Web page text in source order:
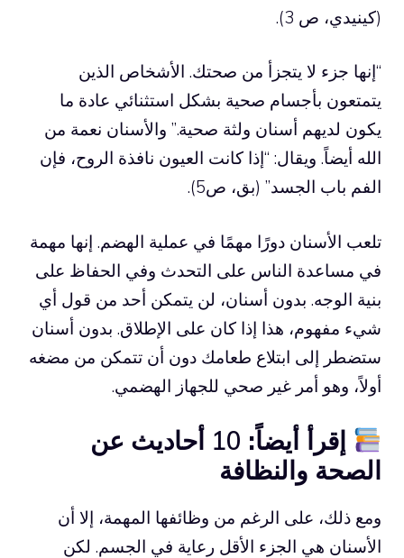
(كينيدي، ص 3).
“إنها جزء لا يتجزأ من صحتك. الأشخاص الذين
يتمتعون بأجسام صحية بشكل استثنائي عادة ما
يكون لديهم أسنان ولثة صحية.” والأسنان نعمة من
الله أيضاً. ويقال: “إذا كانت العيون نافذة الروح، فإن
الفم باب الجسد” (بق، ص5).
تلعب الأسنان دورًا مهمًا في عملية الهضم. إنها مهمة
في مساعدة الناس على التحدث وفي الحفاظ على
بنية الوجه. بدون أسنان، لن يتمكن أحد من قول أي
شيء مفهوم، هذا إذا كان على الإطلاق. بدون أسنان
ستضطر إلى ابتلاع طعامك دون أن تتمكن من مضغه
أولاً، وهو أمر غير صحي للجهاز الهضمي.
إقرأ أيضاً:
10 أحاديث عن
الصحة والنظافة
ومع ذلك، على الرغم من وظائفها المهمة، إلا أن
الأسنان هي الجزء الأقل رعاية في الجسم. لكن